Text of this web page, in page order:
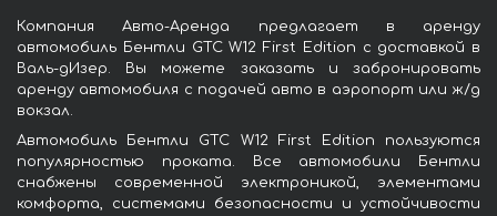
Компания Авто-Аренда предлагает в аренду
автомобиль Бентли GTC W12 First Edition с доставкой в
Валь-дИзер. Вы можете заказать и забронировать
аренду автомобиля с подачей авто в аэропорт или ж/д
вокзал.
Автомобиль Бентли GTC W12 First Edition пользуются
популярностью проката. Все автомобили Бентли
снабжены современной электроникой, элементами
комфорта, системами безопасности и устойчивости